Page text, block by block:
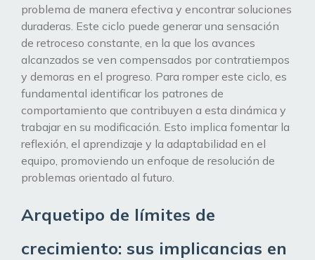
problema de manera efectiva y encontrar soluciones
duraderas. Este ciclo puede generar una sensación
de retroceso constante, en la que los avances
alcanzados se ven compensados por contratiempos
y demoras en el progreso. Para romper este ciclo, es
fundamental identificar los patrones de
comportamiento que contribuyen a esta dinámica y
trabajar en su modificación. Esto implica fomentar la
reflexión, el aprendizaje y la adaptabilidad en el
equipo, promoviendo un enfoque de resolución de
problemas orientado al futuro.
Arquetipo de límites de
crecimiento: sus implicancias en